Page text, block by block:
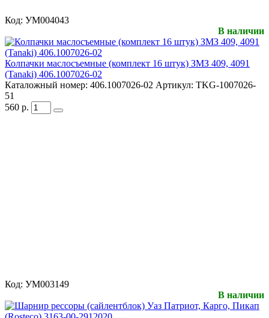
Код: УМ004043
В наличии
Колпачки маслосъемные (комплект 16 штук) ЗМЗ 409, 4091
(Tanaki) 406.1007026-02
Каталожный номер: 406.1007026-02 Артикул: TKG-1007026-
51
560 р.
Код: УМ003149
В наличии